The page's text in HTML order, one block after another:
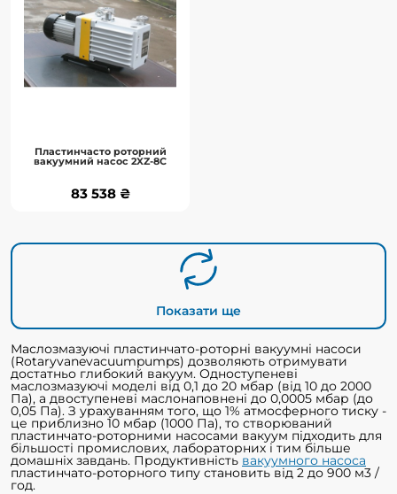
Пластинчасто роторний
вакуумний насос 2XZ-8C
83 538 ₴
та продажем різних видів вакуумних
насосів, вакуумних клапанів та ..
83 538 ₴
Показати ще
Маслозмазуючі пластинчато-роторні вакуумні насоси
(Rotaryvanevacuumpumps) дозволяють отримувати
достатньо глибокий вакуум. Одноступеневі
маслозмазуючі моделі від 0,1 до 20 мбар (від 10 до 2000
Па), а двоступеневі маслонаповнені до 0,0005 мбар (до
0,05 Па). З урахуванням того, що 1% атмосферного тиску -
це приблизно 10 мбар (1000 Па), то створюваний
пластинчато-роторними насосами вакуум підходить для
більшості промислових, лабораторних і тим більше
домашніх завдань. Продуктивність вакуумного насоса
пластинчато-роторного типу становить від 2 до 900 м3 /
год.